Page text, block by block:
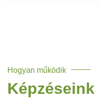
Hogyan működik
Képzéseink